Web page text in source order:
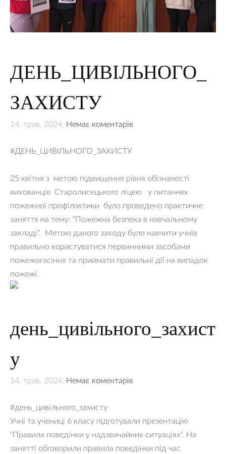
ДЕНЬ_ЦИВІЛЬНОГО_
ЗАХИСТУ
14. трав. 2024, Немає коментарів
#ДЕНЬ_ЦИВІЛЬНОГО_ЗАХИСТУ
25 квітня з метою підвищення рівня обізнаності
вихованців Старолисецького ліцею у питаннях
пожежної профілактики було проведено практичне
заняття на тему: "Пожежна безпека в навчальному
закладі". Метою даного заходу було навчити учнів
правильно користуватися первинними засобами
пожежогасіння та приймати правильні дії на випадок
пожежі.
день_цивільного_захист
у
14. трав. 2024, Немає коментарів
#день_цивільного_захисту
Учні та учениці 6 класу підготували презентацію
"Правила поведінки у надзвичайних ситуаціях". На
занятті обговорили правила поведінки під час